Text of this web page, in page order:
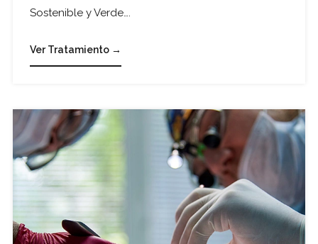
Sostenible y Verde….
Ver Tratamiento →